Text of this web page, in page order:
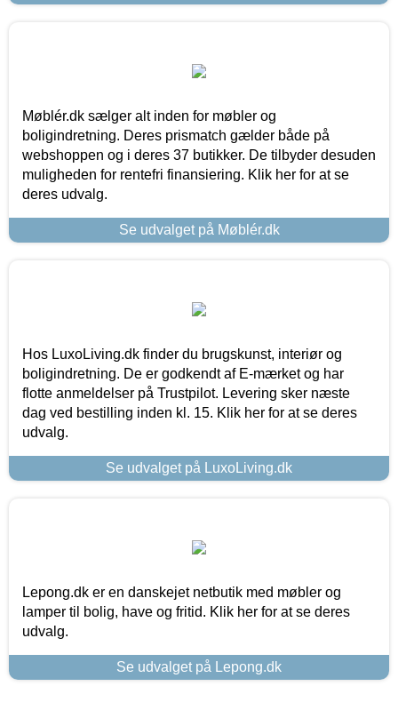
Møblér.dk sælger alt inden for møbler og
boligindretning. Deres prismatch gælder både på
webshoppen og i deres 37 butikker. De tilbyder desuden
muligheden for rentefri finansiering. Klik her for at se
deres udvalg.
Se udvalget på Møblér.dk
Hos LuxoLiving.dk finder du brugskunst, interiør og
boligindretning. De er godkendt af E-mærket og har
flotte anmeldelser på Trustpilot. Levering sker næste
dag ved bestilling inden kl. 15. Klik her for at se deres
udvalg.
Se udvalget på LuxoLiving.dk
Lepong.dk er en danskejet netbutik med møbler og
lamper til bolig, have og fritid. Klik her for at se deres
udvalg.
Se udvalget på Lepong.dk